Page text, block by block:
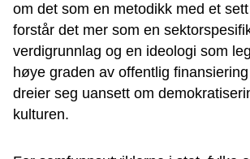
om det som en metodikk med et
forstår det mer som en
verdigrunnlag og en ideologi som
høye graden av offentlig
dreier seg uansett om
kulturen.